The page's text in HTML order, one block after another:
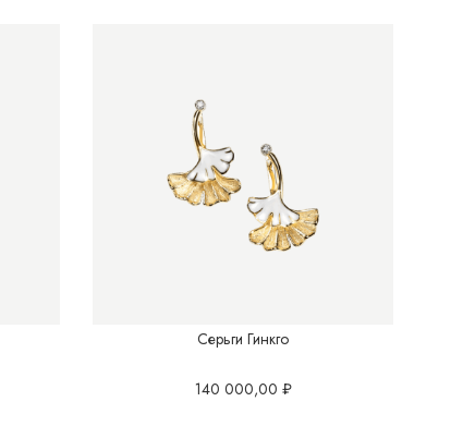
Серьги Гинкго
140 000,00 ₽